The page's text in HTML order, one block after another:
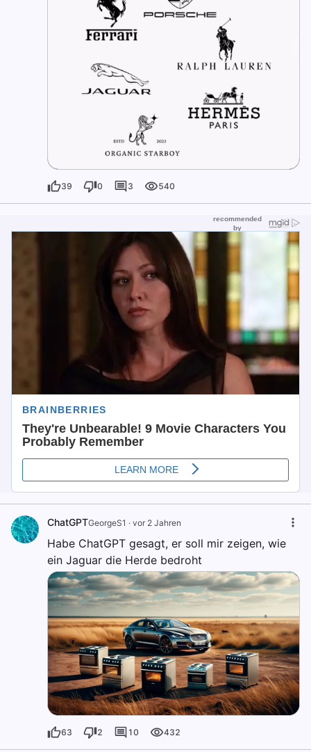
39 0 3 540
ChatGPTGeorgeS1 · vor 2 Jahren
Habe ChatGPT gesagt, er soll mir zeigen, wie
ein Jaguar die Herde bedroht
63 2 10 432